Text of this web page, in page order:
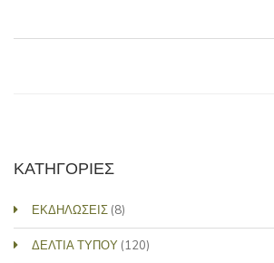
ΚΑΤΗΓΟΡΙΕΣ
ΕΚΔΗΛΩΣΕΙΣ (8)
ΔΕΛΤΙΑ ΤΥΠΟΥ (120)